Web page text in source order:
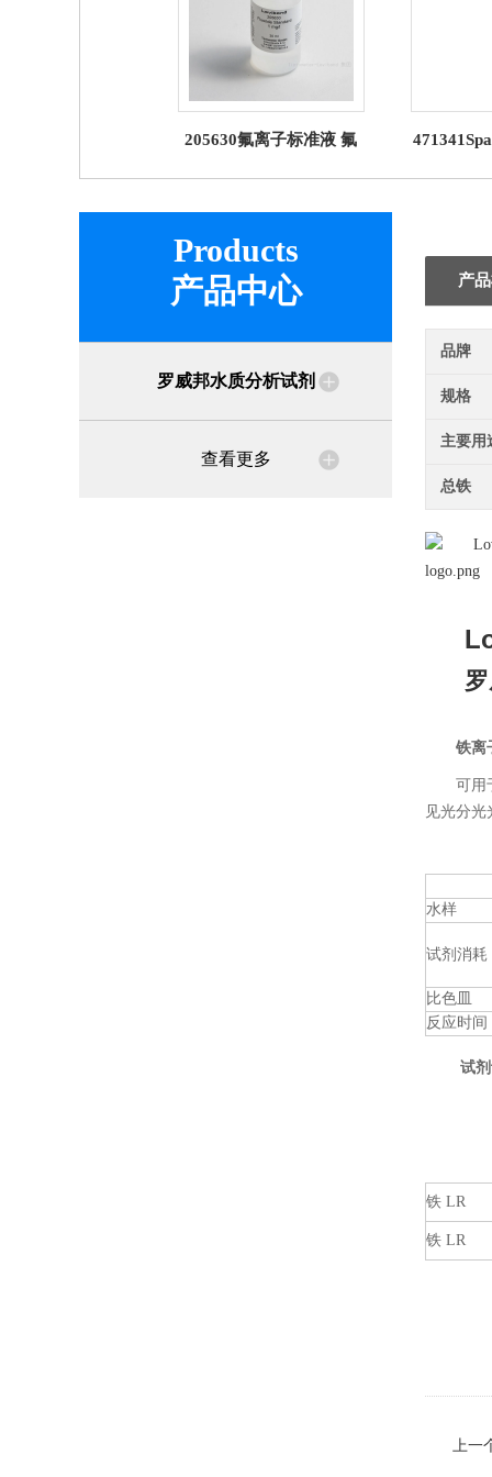
205630氟离子标准液 氟
Products
产品中心
罗威邦水质分析试剂
查看更多
产
品牌
规格
主要用
总铁
铁离
可用
见光分光
水样
试剂消耗
比色皿
反应时间
试
铁 LR
铁 LR
上一